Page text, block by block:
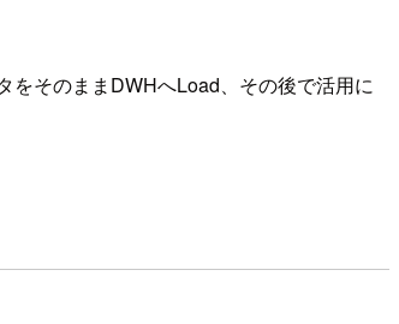
をそのままDWHへLoad、その後で活用に